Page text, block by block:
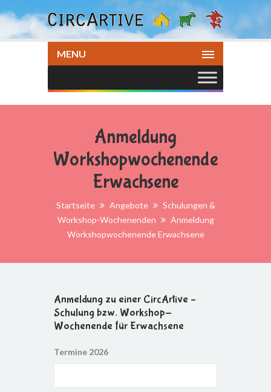
MENU
Anmeldung
Workshopwochenende
Erwachsene
Startseite Angebote
Schulungen &
Workshop-Wochenenden
Anmeldung
Workshopwochenende Erwachsene
Anmeldung zu einer CircArtive –
Schulung bzw. Workshop-
Wochenende für Erwachsene
Termine 2026